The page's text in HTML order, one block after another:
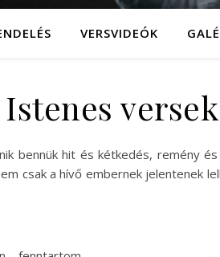
VERSVIDEÓK
versek
bennük hit és kétkedés, remény
csak a hívő embernek jelentenek